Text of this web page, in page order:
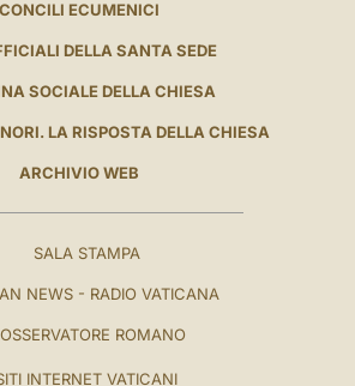
CONCILI ECUMENICI
DELLA SANTA SEDE
SOCIALE DELLA CHIESA
LA RISPOSTA DELLA CHIESA
ARCHIVIO WEB
SALA STAMPA
NEWS - RADIO VATICANA
ROMANO
INTERNET VATICANI